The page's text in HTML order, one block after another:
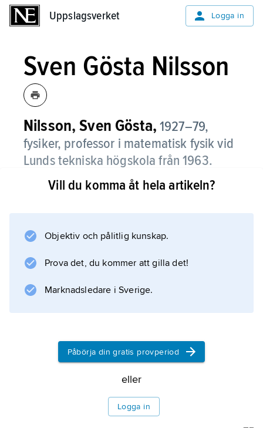
Uppslagsverket Logga in
Sven Gösta Nilsson
Nilsson, Sven Gösta, 1927–79,
fysiker, professor i matematisk fysik vid
Lunds tekniska högskola från 1963.
Nilsson behandlade särskilt deformerade
utvecklade vad som kom att kallas
för beskrivning av atomkärnan.
Vill du komma åt hela artikeln?
Objektiv och pålitlig kunskap.
Prova det, du kommer att gilla det!
Marknadsledare i Sverige.
Påbörja din gratis provperiod
eller
Logga in